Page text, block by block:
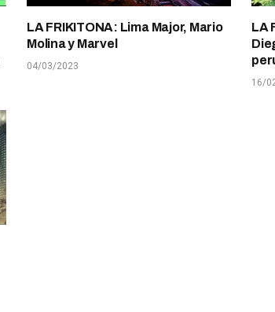
LA FRIKITONA: Lima Major, Mario
Molina y Marvel
04/03/2023
LA
16/